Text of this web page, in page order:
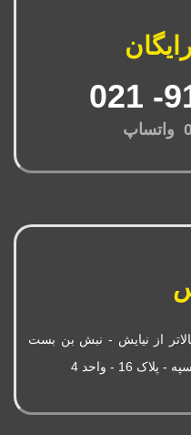
از نیایش - نبش بن بست
16 - واحد 4